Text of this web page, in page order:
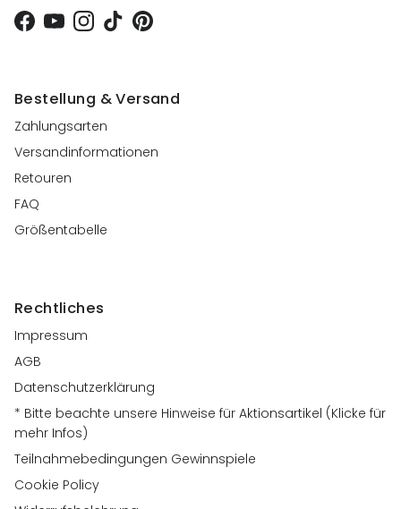
Facebook
YouTubeInstagram
TikTokPinterest
Bestellung & Versand
Zahlungsarten
Versandinformationen
Retouren
FAQ
Größentabelle
Rechtliches
Impressum
AGB
Datenschutzerklärung
* Bitte beachte unsere Hinweise für Aktionsartikel (Klicke für
mehr Infos)
Teilnahmebedingungen Gewinnspiele
Cookie Policy